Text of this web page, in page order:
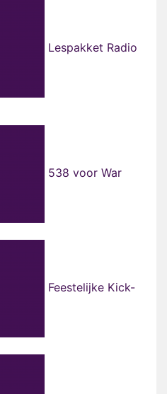
Lespakket Radio
538 voor War
Feestelijke Kick-